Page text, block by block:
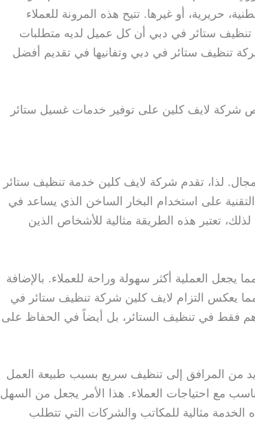
حريرية، أو غيرها. تتيح هذه المرونة للعملاء
تنظيف ستائر في دبي أن كل عميل لديه متطلبات
تنظيف ستائر في دبي وتفانيها في تقديم أفضل
شركة لايف كلين على توفير خدمات غسيل ستائر
لذا، تقدم شركة لايف كلين خدمة تنظيف ستائر
على استخدام البخار الساخن الذي يساعد في
تعتبر هذه الطريقة مثالية للأشخاص الذين
يجعل العملية أكثر سهولة وراحة للعملاء. بالإضافة
مما يعكس التزام لايف كلين شركة تنظيف ستائر في
فقط في تنظيف الستائر، بل أيضاً في الحفاظ على
من المرافق إلى تنظيف سريع بسبب طبيعة العمل
مع احتياجات العملاء. هذا الأمر يجعل من السهل
مثالية للمكاتب والشركات التي تتطلب